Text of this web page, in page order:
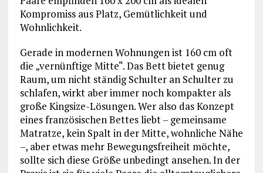
Kompromiss aus Platz, Gemütlichkeit und
Wohnlichkeit.
Gerade in modernen Wohnungen ist 160 cm oft
die „vernünftige Mitte“. Das Bett bietet genug
Raum, um nicht ständig Schulter an Schulter zu
schlafen, wirkt aber immer noch kompakter als
große Kingsize-Lösungen. Wer also das Konzept
eines französischen Bettes liebt – gemeinsame
Matratze, kein Spalt in der Mitte, wohnliche Nähe
–, aber etwas mehr Bewegungsfreiheit möchte,
sollte sich diese Größe unbedingt ansehen. In der